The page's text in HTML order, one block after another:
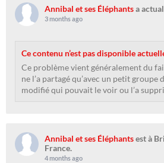
Annibal et ses Éléphantsa
3 months ago
Ce contenu n’est pas disponible
Ce problème vient généralement du
ne l’a partagé qu’avec un petit groupe
modifié qui pouvait le voir ou l’a
Annibal et ses Éléphantsest à
France.
4 months ago